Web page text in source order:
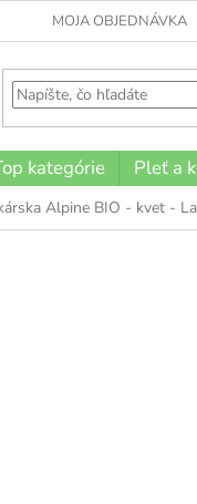
MOJA OBJEDNÁVKA
kategórie Pleť a
Alpine BIO - kvet -